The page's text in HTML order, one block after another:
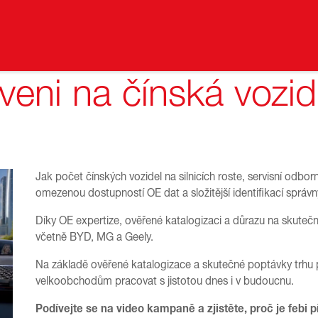
na čínská
Jak počet čínských vozidel na silnicích roste, servisní
omezenou dostupností OE dat a složitější identifikací
Díky OE expertize, ověřené katalogizaci a důrazu na
včetně BYD, MG a Geely.
Na základě ověřené katalogizace a skutečné poptávky
velkoobchodům pracovat s jistotou dnes i v budoucnu.
Podívejte se na video kampaně a zjistěte, proč je febi